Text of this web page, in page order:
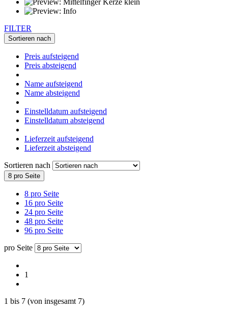
FILTER
Sortieren nach
Preis aufsteigend
Preis absteigend
Name aufsteigend
Name absteigend
Einstelldatum aufsteigend
Einstelldatum absteigend
Lieferzeit aufsteigend
Lieferzeit absteigend
Sortieren nach
8 pro Seite
8 pro Seite
16 pro Seite
24 pro Seite
48 pro Seite
96 pro Seite
pro Seite
1
1 bis 7 (von insgesamt 7)